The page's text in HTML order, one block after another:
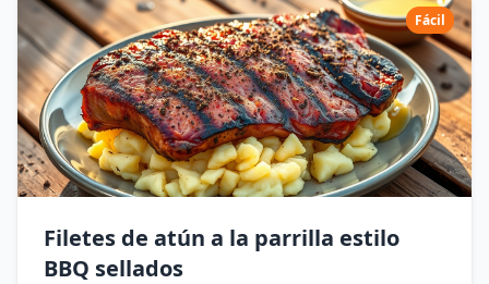
Fácil
Filetes de atún a la parrilla estilo
BBQ sellados